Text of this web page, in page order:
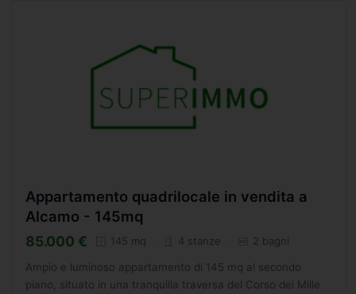
Appartamento quadrilocale in vendita a
Alcamo - 145mq
85.000 € 145 mq 4 stanze 2 bagni
Ampio e luminoso appartamento di 145 mq al secondo
piano, situato in una tranquilla traversa del Corso dei Mille